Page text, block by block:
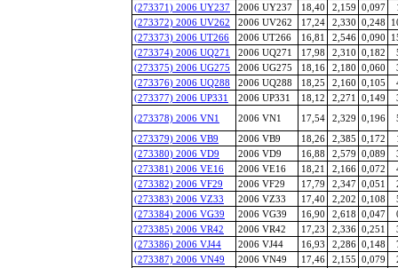
(273371) 2006 UY237
2006 UY237 18,40 2,159 0,097
(273372) 2006 UV262
2006 UV262 17,24 2,330 0,248
(273373) 2006 UT266
2006 UT266 16,81 2,546 0,090
(273374) 2006 UQ271
2006 UQ271 17,98 2,310 0,182
(273375) 2006 UG275
2006 UG275 18,16 2,180 0,060
(273376) 2006 UQ288
2006 UQ288 18,25 2,160 0,105
(273377) 2006 UP331
2006 UP331 18,12 2,271 0,149
(273378) 2006 VN1
2006 VN1 17,54 2,329 0,196
(273379) 2006 VB9
2006 VB9 18,26 2,385 0,172
(273380) 2006 VD9
2006 VD9 16,88 2,579 0,089
(273381) 2006 VE16
2006 VE16 18,21 2,166 0,072
(273382) 2006 VF29
2006 VF29 17,79 2,347 0,051
(273383) 2006 VZ33
2006 VZ33 17,40 2,202 0,108
(273384) 2006 VG39
2006 VG39 16,90 2,618 0,047
(273385) 2006 VR42
2006 VR42 17,23 2,336 0,251
(273386) 2006 VJ44
2006 VJ44 16,93 2,286 0,148
(273387) 2006 VN49
2006 VN49 17,46 2,155 0,079